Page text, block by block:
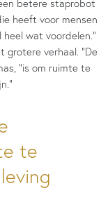
betere staprobot
heeft voor mensen
wat voordelen.”
grotere verhaal. “De
“is om ruimte te
te